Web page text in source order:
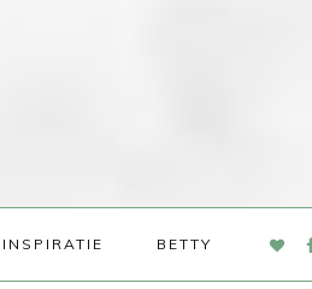
INSPIRATIE BETTY
NAV